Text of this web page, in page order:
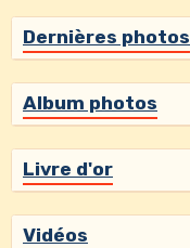
Dernières photos
Album photos
Livre d'or
Vidéos